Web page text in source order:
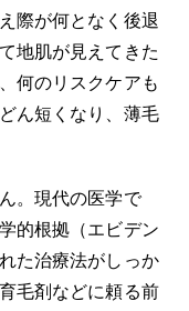
際が何となく後退
地肌が見えてきた
何のリスクケアも
ん短くなり、薄毛
。現代の医学で
的根拠（エビデン
た治療法がしっか
毛剤などに頼る前